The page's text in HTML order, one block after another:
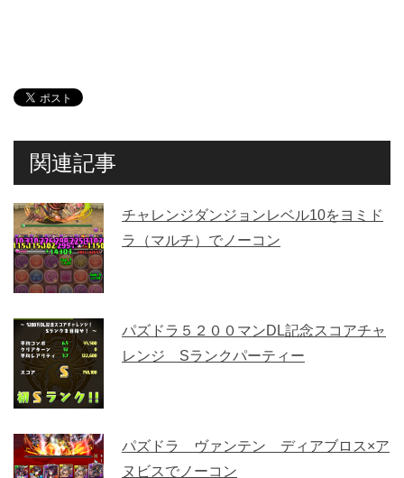
関連記事
チャレンジダンジョンレベル10をヨミド
ラ（マルチ）でノーコン
パズドラ５２００マンDL記念スコアチャ
レンジ Sランクパーティー
パズドラ ヴァンテン ディアブロス×ア
ヌビスでノーコン